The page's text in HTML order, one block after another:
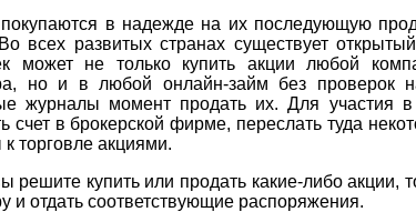
в надежде на их последующую
всех развитых странах существует
может не только купить акции любой
но и в любой онлайн-займ без проверок
журналы момент продать их. Для участия
счет в брокерской фирме, переслать туда
к торговле акциями.
решите купить или продать какие-либо акции,
и отдать соответствующие распоряжения.